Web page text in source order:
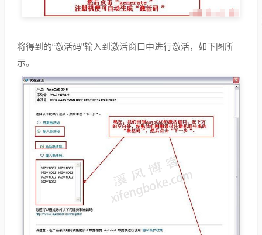
将得到的“激活码”输入到激活窗口中进行激活，如下图所
示。